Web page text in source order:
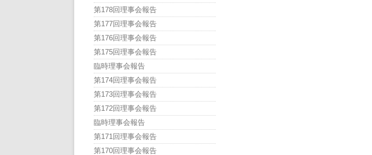
第178回理事会報告
第177回理事会報告
第176回理事会報告
第175回理事会報告
臨時理事会報告
第174回理事会報告
第173回理事会報告
第172回理事会報告
臨時理事会報告
第171回理事会報告
第170回理事会報告